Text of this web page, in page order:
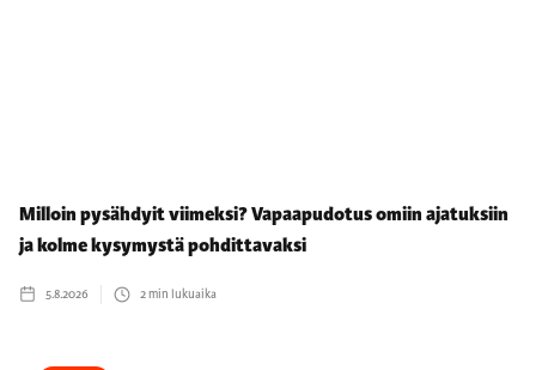
Milloin pysähdyit viimeksi? Vapaapudotus omiin ajatuksiin
ja kolme kysymystä pohdittavaksi
5.8.2026 2min lukuaika